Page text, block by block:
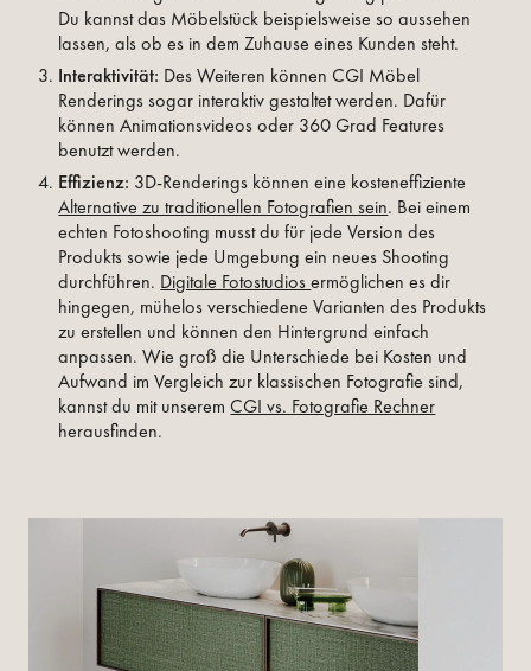
Du kannst das Möbelstück beispielsweise so aussehen
lassen, als ob es in dem Zuhause eines Kunden steht.
Interaktivität: Des Weiteren können CGI Möbel
Renderings sogar interaktiv gestaltet werden. Dafür
können Animationsvideos oder 360 Grad Features
benutzt werden.
Effizienz: 3D-Renderings können eine kosteneffiziente
Alternative zu traditionellen Fotografien sein. Bei einem
echten Fotoshooting musst du für jede Version des
Produkts sowie jede Umgebung ein neues Shooting
durchführen. Digitale Fotostudiosermöglichen es dir
hingegen, mühelos verschiedene Varianten des Produkts
zu erstellen und können den Hintergrund einfach
anpassen. Wie groß die Unterschiede bei Kosten und
Aufwand im Vergleich zur klassischen Fotografie sind,
kannst du mit unseremCGI vs. Fotografie Rechner
herausfinden.